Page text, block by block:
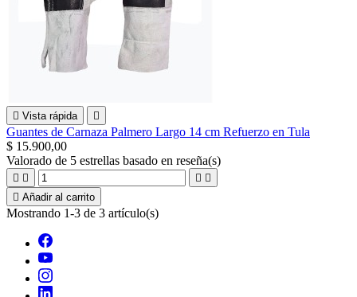
 Vista rápida 
Guantes de Carnaza Palmero Largo 14 cm Refuerzo en Tula
$ 15.900,00
Valorado de 5 estrellas basado en reseña(s)
   
 Añadir al carrito
Mostrando 1-3 de 3 artículo(s)